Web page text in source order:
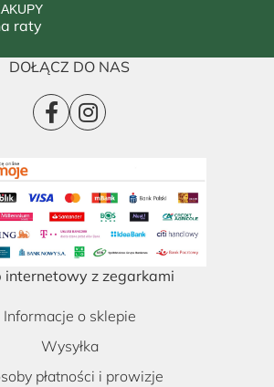
raty
DOŁĄCZ DO NAS
internetowy z zegarkami
Informacje o sklepie
Wysyłka
płatności i prowizje